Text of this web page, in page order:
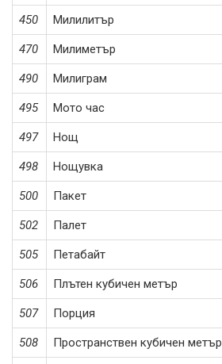
450 Милилитър
470 Милиметър
490 Милиграм
495 Мото час
497 Нощ
498 Нощувка
500 Пакет
502 Палет
505 Петабайт
506 Плътен кубичен метър
507 Порция
508 Пространствен кубичен метър